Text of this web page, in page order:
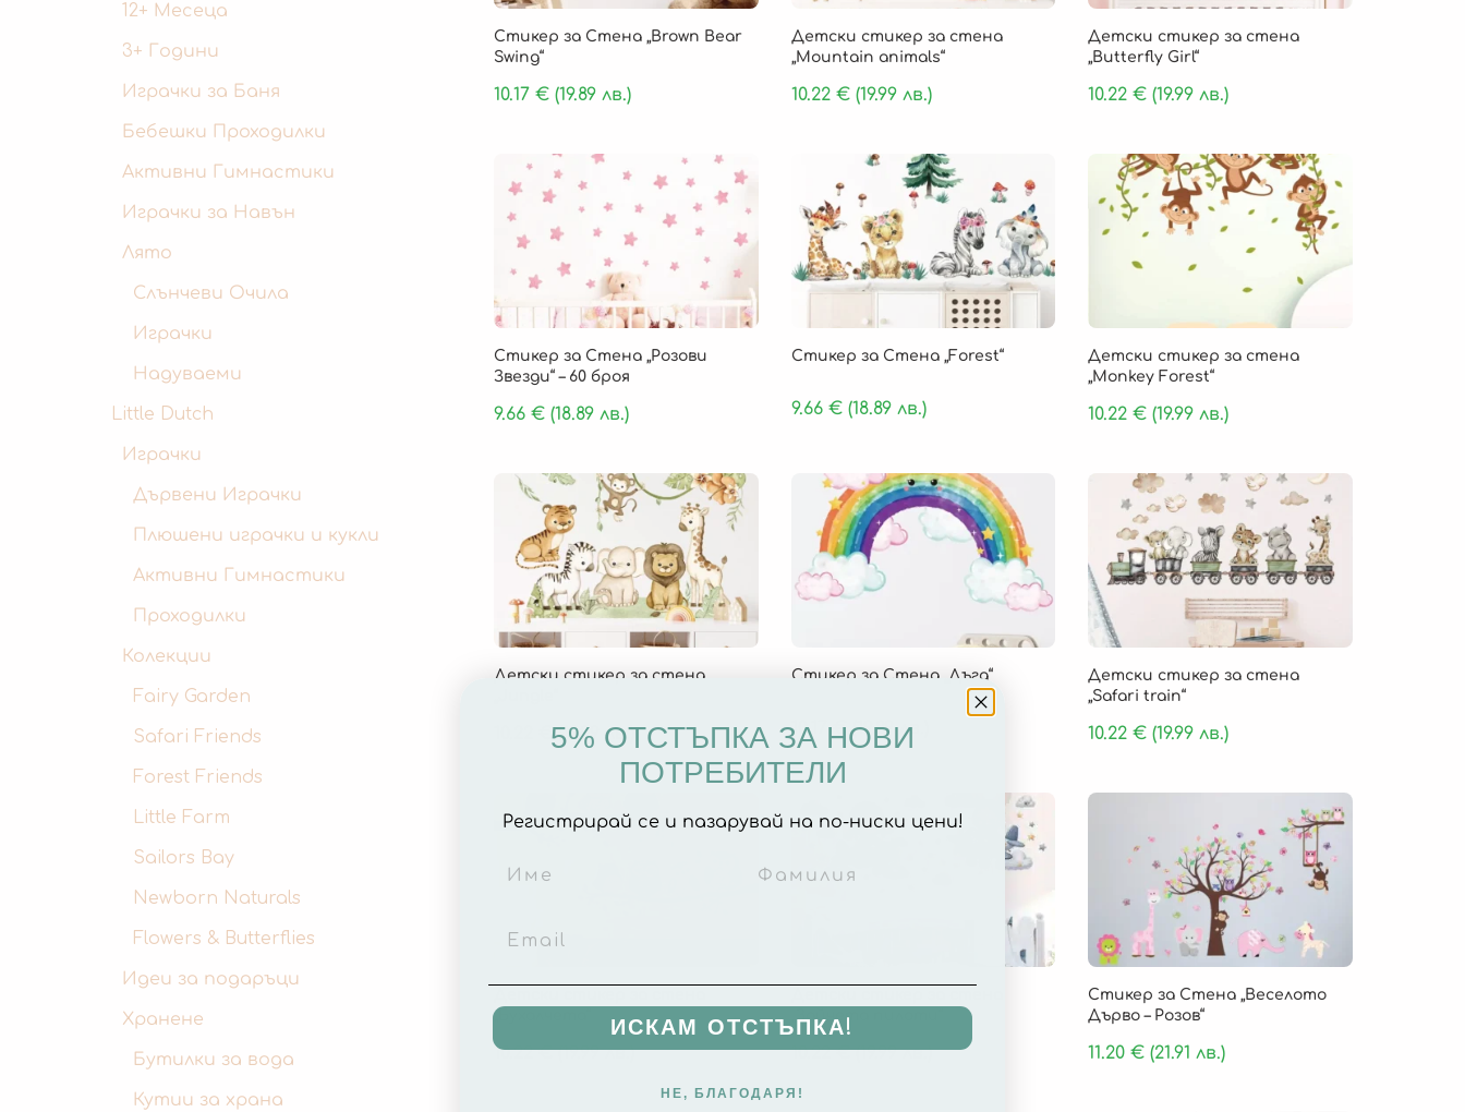
12+ Месеца
3+ Години
Играчки за Баня
Бебешки Проходилки
Активни Гимнастики
Играчки за Навън
Лято
Слънчеви Очила
Играчки
Надуваеми
Little Dutch
Играчки
Дървени Играчки
Плюшени играчки и кукли
Активни Гимнастики
Проходилки
Колекции
Fairy Garden
Safari Friends
Forest Friends
Little Farm
Sailors Bay
Newborn Naturals
Flowers & Butterflies
Идеи за подаръци
Хранене
Бутилки за вода
Кутии за храна
Стикер за Стена „Brown Bear
Swing“
10.17 € (19.89 лв.)
Детски стикер за стена
„Mountain animals“
10.22 €(19.99 лв.)
Детски стикер за стена
„Butterfly Girl“
10.22€ (19.99 лв.)
Стикер за Стена „Розови
Звезди“ – 60 броя
9.66 € (18.89 лв.)
Стикер за Стена „Forest“
9.66 €(18.89 лв.)
Детски стикер за стена
„Monkey Forest“
10.22€ (19.99 лв.)
Детски стикер за стена
€(19.99 лв.)
Стикер за Стена „Дъга“
10.17 € (19.89 лв.)
Детски стикер за стена
„Safari train“
10.22€ (19.99 лв.)
„Бухалчета“
10.22€(19.99 лв.)
„Зайчета пилоти“
10.22€(19.99 лв.)
Стикер за Стена „Веселото
Дърво – Розов“
11.20€ (21.91 лв.)
5% ОТСТЪПКА ЗА НОВИ
ПОТРЕБИТЕЛИ
Регистрирай се и пазарувай на по-ниски цени!
ИСКАМ ОТСТЪПКА!
НЕ, БЛАГОДАРЯ!